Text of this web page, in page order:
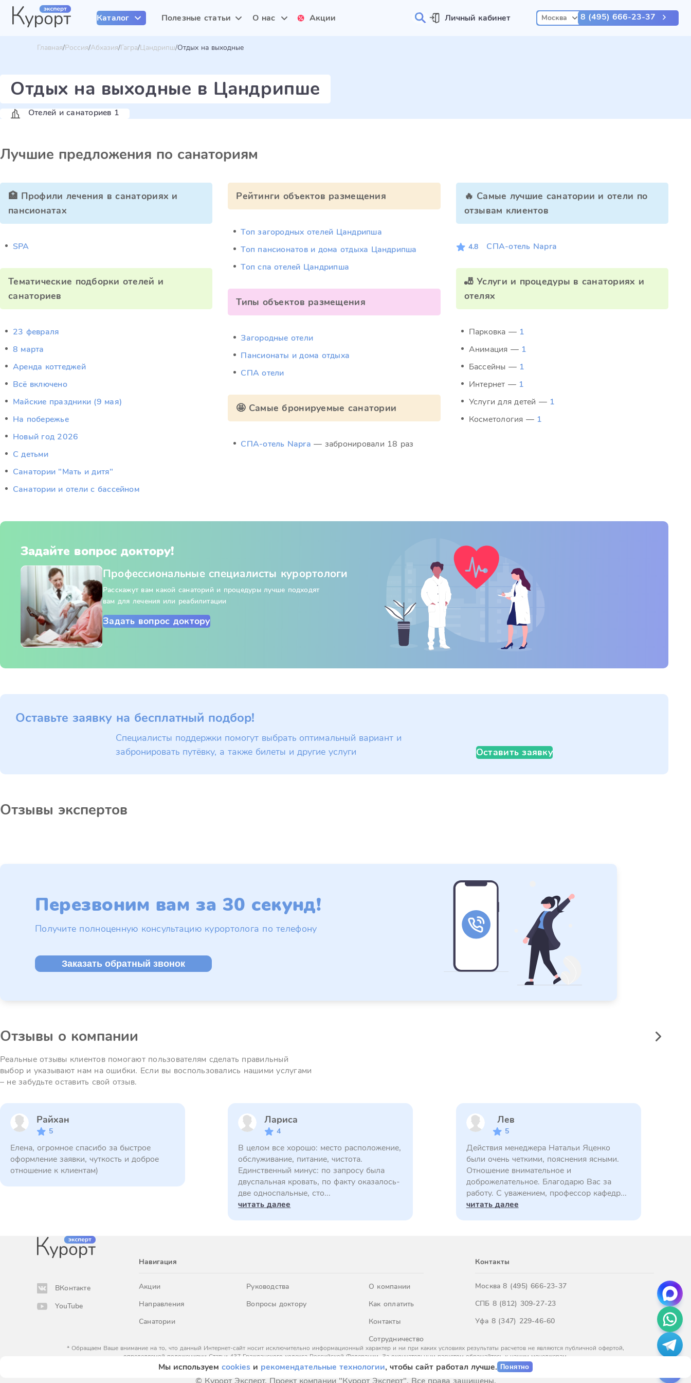
Мы используемcookies и рекомендательные технологии, чтобы сайт работал лучше. Понятно
Каталог Полезные статьи О нас Акции Личный кабинет Москва 8 (495) 666-23-37
Главная Россия Абхазия Гагра Цандрипш Отдых на выходные
Отдых на выходные в Цандрипше
Отелей и санаториев 1
Лучшие предложения по санаториям
🏥 Профили лечения в санаториях и
пансионатах
SPA
Тематические подборки отелей и
санаториев
23 февраля
8 марта
Аренда коттеджей
Всё включено
Майские праздники (9 мая)
На побережье
Новый год 2026
С детьми
Санатории "Мать и дитя"
Санатории и отели с бассейном
Рейтинги объектов размещения
Топ загородных отелей Цандрипша
Топ пансионатов и дома отдыха Цандрипша
Топ спа отелей Цандрипша
Типы объектов размещения
Загородные отели
Пансионаты и дома отдыха
СПА отели
🤩 Самые бронируемые санатории
СПА-отель Napra — забронировали 18 раз
🔥 Самые лучшие санатории и отели по
отзывам клиентов
4.8 СПА-отель Napra
🎳 Услуги и процедуры в санаториях и
отелях
Парковка — 1
Анимация — 1
Бассейны — 1
Интернет — 1
Услуги для детей — 1
Косметология — 1
Задайте вопрос доктору!
Профессиональные специалисты курортологи
Расскажут вам какой санаторий и процедуры лучше подходят
вам для лечения или реабилитации
Задать вопрос доктору
Оставьте заявку на бесплатный подбор!
Специалисты поддержки помогут выбрать оптимальный вариант и
забронировать путёвку, а также билеты и другие услуги
Оставить заявку
Отзывы экспертов
Перезвоним вам за 30 секунд!
Получите полноценную консультацию курортолога по телефону
Заказать обратный звонок
Отзывы о компании
Реальные отзывы клиентов помогают пользователям сделать правильный
выбор и указывают нам на ошибки. Если вы воспользовались нашими услугами
– не забудьте оставить свой отзыв.
Райхан
5
Елена, огромное спасибо за быстрое
оформление заявки, чуткость и доброе
отношение к клиентам)
Лариса
4
В целом все хорошо: место расположение,
обслуживание, питание, чистота.
Единственный минус: по запросу была
двуспальная кровать, по факту оказалось-
две односпальные, сто...
читать далее
Лев
5
Действия менеджера Натальи Яценко
были очень четкими, пояснения ясными.
Отношение внимательное и
доброжелательное. Благодарю Вас за
работу. С уважением, профессор кафедр...
читать далее
ВКонтакте
YouTube
Навигация
Акции
Направления
Санатории
Руководства
Вопросы доктору
О компании
Как оплатить
Контакты
Сотрудничество
Контакты
Москва8 (495) 666-23-37
СПБ 8 (812) 309-27-23
Уфа 8 (347) 229-46-60
* Обращаем Ваше внимание на то, что данный Интернет-сайт носит исключительно информационный характер и ни при каких условиях результаты расчетов не являются публичной офертой,
определяемой положениями Статьи 437 Гражданского кодекса Российской Федерации. За окончательным расчетом обращайтесь к нашим менеджерам.